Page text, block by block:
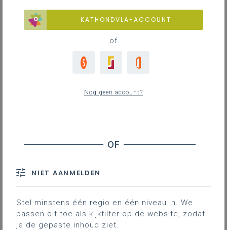
KATHONDVLA-ACCOUNT
of
Nog geen account?
NIET AANMELDEN
Stel minstens één regio en één niveau in. We
passen dit toe als kijkfilter op de website, zodat
je de gepaste inhoud ziet.